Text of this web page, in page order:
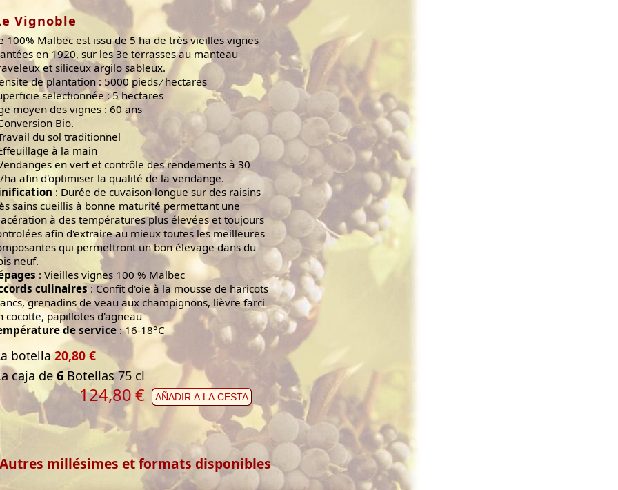
Vignoble
100% Malbec est issu de 5 ha de très vieilles vignes
en 1920, sur les 3e terrasses au manteau
et siliceux argilo sableux.
de plantation : 5000 pieds ⁄ hectares
selectionnée : 5 hectares
moyen des vignes : 60 ans
Bio.
du sol traditionnel
à la main
en vert et contrôle des rendements à 30
ha afin d'optimiser la qualité de la vendange.
: Durée de cuvaison longue sur des raisins
sains cueillis à bonne maturité permettant une
à des températures plus élevées et toujours
afin d'extraire au mieux toutes les meilleures
qui permettront un bon élevage dans du
neuf.
: Vieilles vignes 100 % Malbec
culinaires: Confit d'oie à la mousse de haricots
grenadins de veau aux champignons, lièvre farci
cocotte, papillotes d'agneau
de service : 16-18°C
botella20,80 €
caja de 6 Botellas 75 cl
124,80€ AÑADIR A LA CESTA
Autres millésimes et formats disponibles